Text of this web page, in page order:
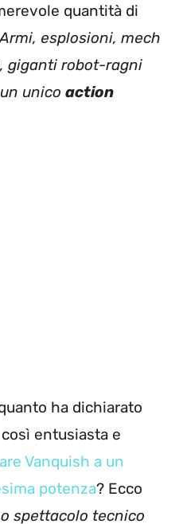
quantità di
esplosioni, mech
giganti robot-ragni
unico action
ha dichiarato
così entusiasta e
Vanquish a un
potenza? Ecco
spettacolo tecnico